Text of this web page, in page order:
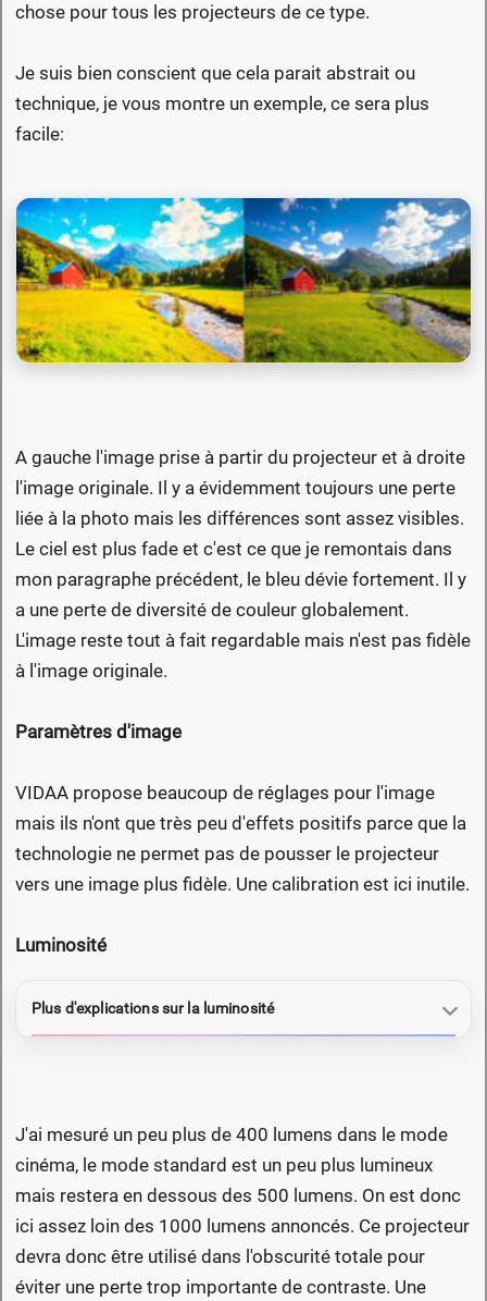
chose pour tous les projecteurs de ce type.
Je suis bien conscient que cela parait abstrait ou
technique, je vous montre un exemple, ce sera plus
facile:
A gauche l'image prise à partir du projecteur et à droite
l'image originale. Il y a évidemment toujours une perte
liée à la photo mais les différences sont assez visibles.
Le ciel est plus fade et c'est ce que je remontais dans
mon paragraphe précédent, le bleu dévie fortement. Il y
a une perte de diversité de couleur globalement.
L'image reste tout à fait regardable mais n'est pas fidèle
à l'image originale.
Paramètres d'image
VIDAA propose beaucoup de réglages pour l'image
mais ils n'ont que très peu d'effets positifs parce que la
technologie ne permet pas de pousser le projecteur
vers une image plus fidèle. Une calibration est ici inutile.
Luminosité
Plus d'explications sur la luminosité
J'ai mesuré un peu plus de 400 lumens dans le mode
cinéma, le mode standard est un peu plus lumineux
mais restera en dessous des 500 lumens. On est donc
ici assez loin des 1000 lumens annoncés. Ce projecteur
devra donc être utilisé dans l'obscurité totale pour
éviter une perte trop importante de contraste. Une